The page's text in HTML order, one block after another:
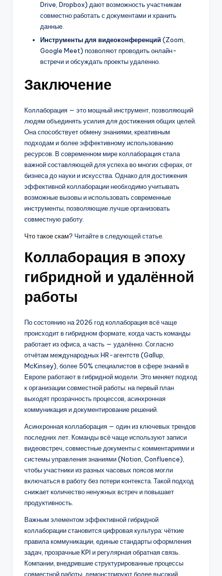
Drive, Dropbox) дают возможность участникам
совместно работать с документами и хранить
данные.
Инструменты для видеоконференций(Zoom,
Google Meet) позволяют проводить онлайн-
встречи и обсуждать проекты удаленно.
Заключение
Коллаборация — это мощный инструмент, позволяющий
людям объединять усилия для достижения общих целей.
Она способствует обмену знаниями, креативным
подходам и более эффективному использованию
ресурсов. В современном мире коллаборация стала
важной составляющей для успеха во многих сферах, от
бизнеса до науки и искусства. Однако для достижения
эффективной коллаборации необходимо учитывать
возможные вызовы и использовать современные
инструменты, позволяющие лучше организовать
совместную работу.
Что такое скам? Читайте в следующей статье.
Коллаборация в эпоху
гибридной и удалённой
работы
По состоянию на 2026 год коллаборация всё чаще
происходит в гибридном формате, когда часть команды
работает из офиса, а часть — удалённо. Согласно
отчётам международных HR-агентств (Gallup,
McKinsey), более 50% специалистов в сфере знаний в
Европе работают в гибридной модели. Это меняет подход
к организации совместной работы: на первый план
выходят прозрачность процессов, асинхронная
коммуникация и документирование решений.
Асинхронная коллаборация — один из ключевых трендов
последних лет. Команды всё чаще используют записи
видеовстреч, совместные документы с комментариями и
системы управления знаниями (Notion, Confluence),
чтобы участники из разных часовых поясов могли
включаться в работу без потери контекста. Такой подход
снижает количество ненужных встреч и повышает
продуктивность.
Важным элементом эффективной гибридной
коллаборации становится цифровая культура: чёткие
правила коммуникации, единые стандарты оформления
задач, прозрачные KPI и регулярная обратная связь.
Компании, внедрившие структурированные процессы
совместной работы, демонстрируют более высокий